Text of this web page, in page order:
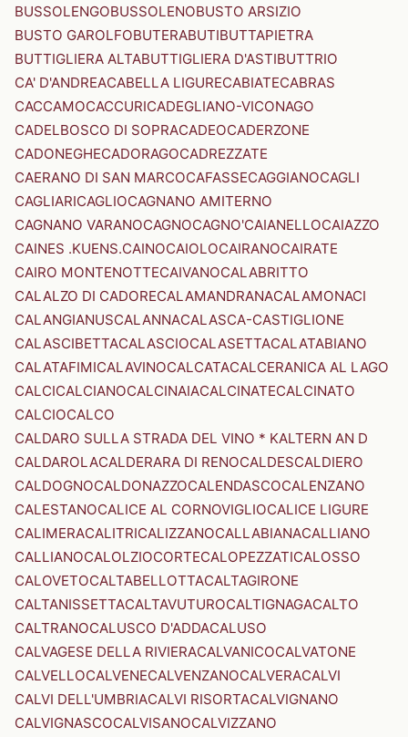
BUSSOLENGOBUSSOLENOBUSTO ARSIZIO
BUSTO GAROLFOBUTERABUTIBUTTAPIETRA
BUTTIGLIERA ALTABUTTIGLIERA D'ASTIBUTTRIO
CA' D'ANDREACABELLA LIGURECABIATECABRAS
CACCAMOCACCURICADEGLIANO-VICONAGO
CADELBOSCO DI SOPRACADEOCADERZONE
CADONEGHECADORAGOCADREZZATE
CAERANO DI SAN MARCOCAFASSECAGGIANOCAGLI
CAGLIARICAGLIOCAGNANO AMITERNO
CAGNANO VARANOCAGNOCAGNO'CAIANELLOCAIAZZO
CAINES .KUENS.CAINOCAIOLOCAIRANOCAIRATE
CAIRO MONTENOTTECAIVANOCALABRITTO
CALALZO DI CADORECALAMANDRANACALAMONACI
CALANGIANUSCALANNACALASCA-CASTIGLIONE
CALASCIBETTACALASCIOCALASETTACALATABIANO
CALATAFIMICALAVINOCALCATACALCERANICA AL LAGO
CALCICALCIANOCALCINAIACALCINATECALCINATO
CALCIOCALCO
CALDARO SULLA STRADA DEL VINO * KALTERN AN D
CALDAROLACALDERARA DI RENOCALDESCALDIERO
CALDOGNOCALDONAZZOCALENDASCOCALENZANO
CALESTANOCALICE AL CORNOVIGLIOCALICE LIGURE
CALIMERACALITRICALIZZANOCALLABIANACALLIANO
CALLIANOCALOLZIOCORTECALOPEZZATICALOSSO
CALOVETOCALTABELLOTTACALTAGIRONE
CALTANISSETTACALTAVUTUROCALTIGNAGACALTO
CALTRANOCALUSCO D'ADDACALUSO
CALVAGESE DELLA RIVIERACALVANICOCALVATONE
CALVELLOCALVENECALVENZANOCALVERACALVI
CALVI DELL'UMBRIACALVI RISORTACALVIGNANO
CALVIGNASCOCALVISANOCALVIZZANO